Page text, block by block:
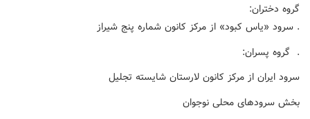
گروه دختران:
. سرود «یاس کبود» از مرکز کانون شماره پنج شیراز
. گروه پسران:
سرود ایران از مرکز کانون لارستان شایسته تجلیل
بخش سرودهای محلی نوجوان